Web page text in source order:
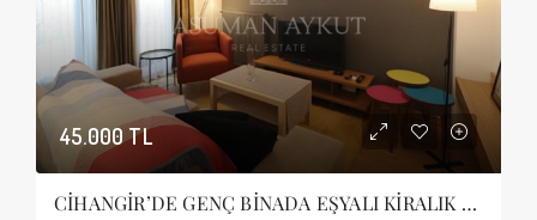
45.000 TL
CİHANGİR’DE GENÇ BİNADA EŞYALI KİRALIK 1+1 DAİRE